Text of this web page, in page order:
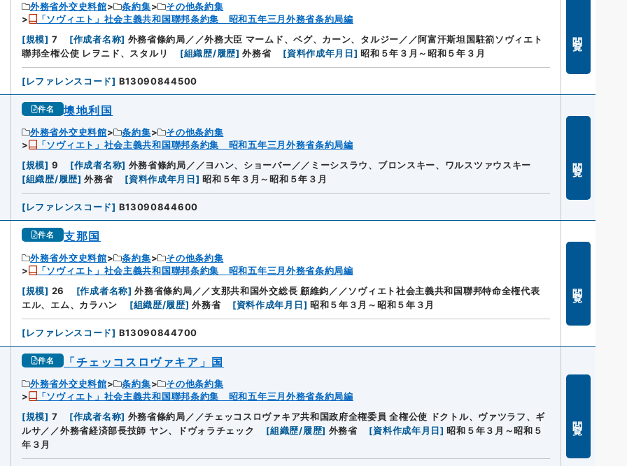
外務省外交史料館 条約集
その他条約集
「ソヴィエト」社会主義共和国聯邦条約集 昭和五年三月外務省条約局編
[規模] 7 [作成者名称] 外務省條約局／／外務大臣 マームド、ベグ、カーン、タルジー／／阿富汗斯坦国駐箚ソヴィエト
聯邦全権公使 レヲニド、スタルリ
[組織歴/履歴] 外務省 [資料作成年月日] 昭和５年３月～昭和５年３月
[レファレンスコード] B13090844500
件名 墺地利国
外務省外交史料館 条約集
その他条約集
「ソヴィエト」社会主義共和国聯邦条約集 昭和五年三月外務省条約局編
[規模] 9 [作成者名称] 外務省條約局／／ヨハン、ショーバー／／ミーシスラウ、ブロンスキー、ワルスツァウスキー
[組織歴/履歴] 外務省 [資料作成年月日] 昭和５年３月～昭和５年３月
[レファレンスコード] B13090844600
件名 支那国
外務省外交史料館 条約集
その他条約集
「ソヴィエト」社会主義共和国聯邦条約集 昭和五年三月外務省条約局編
[規模] 26 [作成者名称] 外務省條約局／／支那共和国外交総長 顧維鈞／／ソヴィエト社会主義共和国聯邦特命全権代表
エル、エム、カラハン
[組織歴/履歴] 外務省 [資料作成年月日] 昭和５年３月～昭和５年３月
[レファレンスコード] B13090844700
件名 「チェッコスロヴァキア」国
外務省外交史料館 条約集
その他条約集
「ソヴィエト」社会主義共和国聯邦条約集 昭和五年三月外務省条約局編
[規模] 7 [作成者名称] 外務省條約局／／チェッコスロヴァキア共和国政府全権委員 全権公使 ドクトル、ヴァツラフ、ギ
ルサ／／外務省経済部長技師 ヤン、ドヴォラチェック
[組織歴/履歴] 外務省 [資料作成年月日] 昭和５年３月～昭和５
年３月